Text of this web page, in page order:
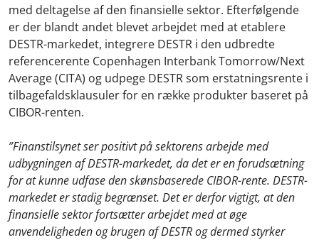
med deltagelse af den finansielle sektor. Efterfølgende
er der blandt andet blevet arbejdet med at etablere
DESTR-markedet, integrere DESTR i den udbredte
referencerente Copenhagen Interbank Tomorrow/Next
Average (CITA) og udpege DESTR som erstatningsrente i
tilbagefaldsklausuler for en række produkter baseret på
CIBOR-renten.
”Finanstilsynet ser positivt på sektorens arbejde med
udbygningen af DESTR-markedet, da det er en forudsætning
for at kunne udfase den skønsbaserede CIBOR-rente. DESTR-
markedet er stadig begrænset. Det er derfor vigtigt, at den
finansielle sektor fortsætter arbejdet med at øge
anvendeligheden og brugen af DESTR og dermed styrker